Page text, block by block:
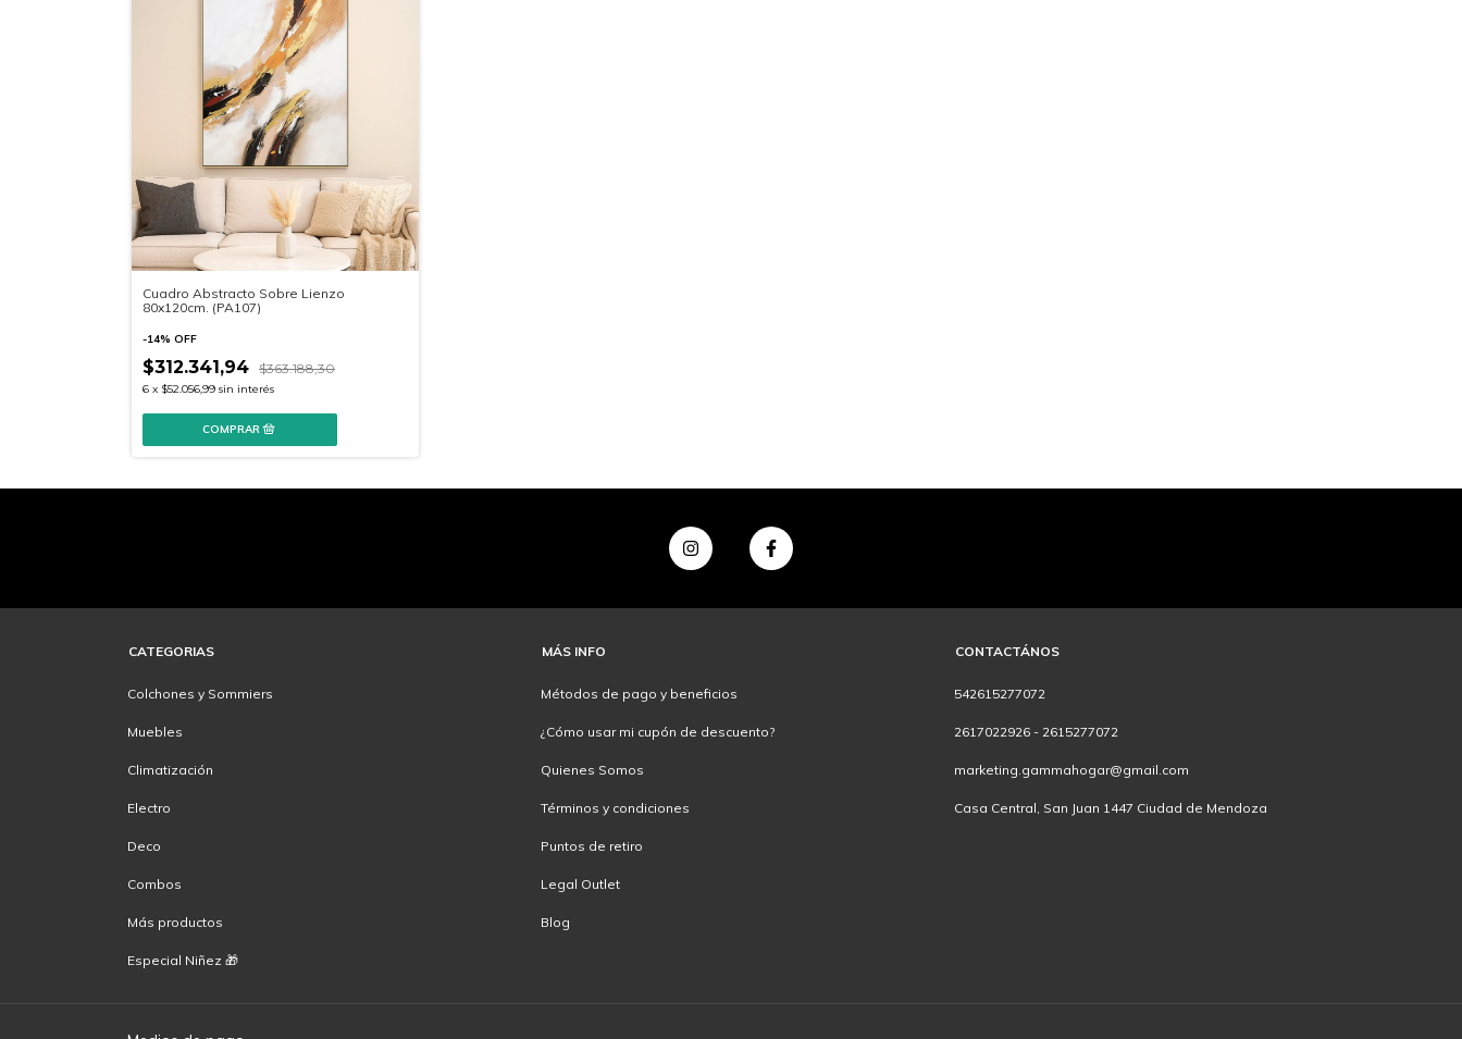
Cuadro Abstracto Sobre Lienzo
80x120cm. (PA107)
-14% OFF
$312.341,94 $363.188,30
6 x $52.056,99 sin interés
CATEGORIAS
Colchones y Sommiers
Muebles
Climatización
Electro
Deco
Combos
Más productos
Especial Niñez 🎁
MÁS INFO
Métodos de pago y beneficios
¿Cómo usar mi cupón de descuento?
Quienes Somos
Términos y condiciones
Puntos de retiro
Legal Outlet
Blog
CONTACTÁNOS
542615277072
2617022926 - 2615277072
marketing.gammahogar@gmail.com
Casa Central, San Juan 1447 Ciudad de Mendoza